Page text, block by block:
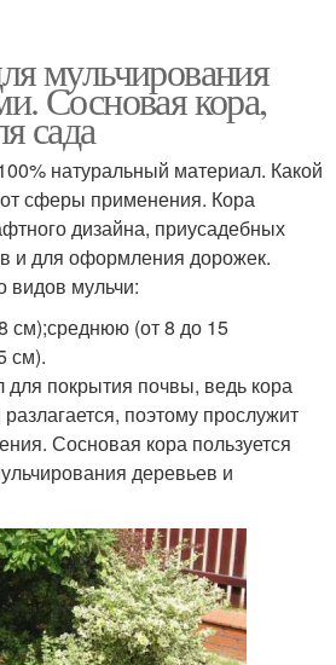
мульчирования
Сосновая кора,
сада
натуральный материал. Какой
сферы применения. Кора
дизайна, приусадебных
и для оформления дорожек.
видов мульчи:
см);среднюю (от 8 до 15
см).
покрытия почвы, ведь кора
поэтому прослужит
Сосновая кора пользуется
деревьев и